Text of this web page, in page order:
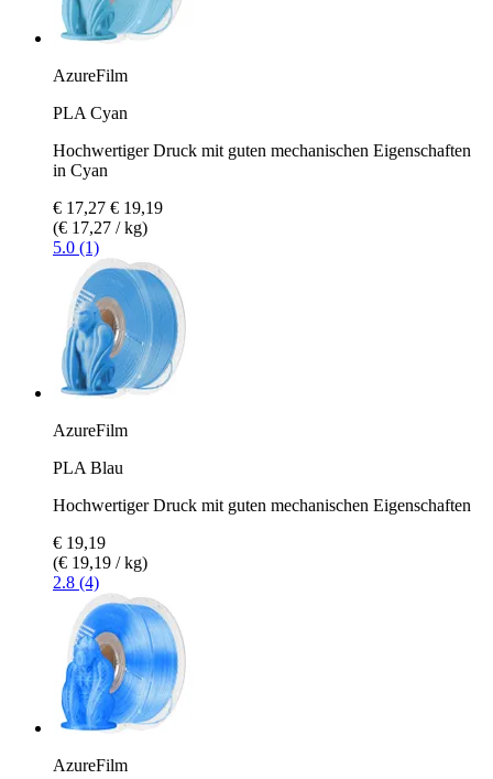
AzureFilm
PLA Cyan
Hochwertiger Druck mit guten mechanischen Eigenschaften
in Cyan
€ 17,27 € 19,19
(€ 17,27 / kg)
5.0 (1)
AzureFilm
PLA Blau
Hochwertiger Druck mit guten mechanischen Eigenschaften
€ 19,19
(€ 19,19 / kg)
2.8 (4)
AzureFilm